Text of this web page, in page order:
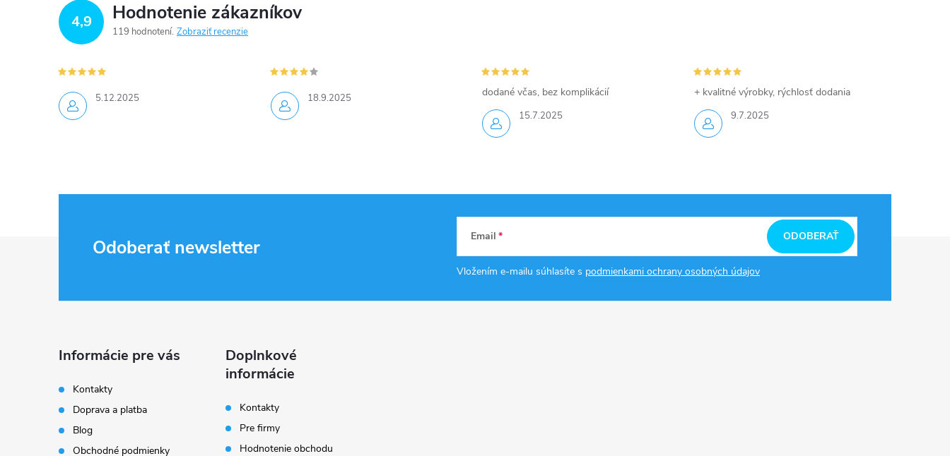
4,9 Hodnotenie zákazníkov
119 hodnotení Zobraziť recenzie
5.12.2025
18.9.2025
15.7.2025
dodané včas, bez komplikácií
9.7.2025
+ kvalitné výrobky, rýchlosť dodania
Odoberať newsletter Email
Vložením e-mailu súhlasíte s podmienkami ochrany osobných údajov
ODOBERAŤ
Informácie pre vás
Kontakty
Doprava a platba
Blog
Obchodné podmienky
Doplnkové
informácie
Kontakty
Pre firmy
Hodnotenie obchodu